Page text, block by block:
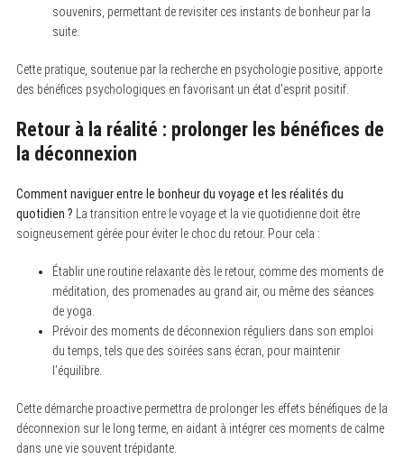
souvenirs, permettant de revisiter ces instants de bonheur par la
suite.
Cette pratique, soutenue par la recherche en psychologie positive, apporte
des bénéfices psychologiques en favorisant un état d’esprit positif.
Retour à la réalité : prolonger les bénéfices de
la déconnexion
Comment naviguer entre le bonheur du voyage et les réalités du
quotidien ? La transition entre le voyage et la vie quotidienne doit être
soigneusement gérée pour éviter le choc du retour. Pour cela :
Établir une routine relaxante dès le retour, comme des moments de
méditation, des promenades au grand air, ou même des séances
de yoga.
Prévoir des moments de déconnexion réguliers dans son emploi
du temps, tels que des soirées sans écran, pour maintenir
l’équilibre.
Cette démarche proactive permettra de prolonger les effets bénéfiques de la
déconnexion sur le long terme, en aidant à intégrer ces moments de calme
dans une vie souvent trépidante.